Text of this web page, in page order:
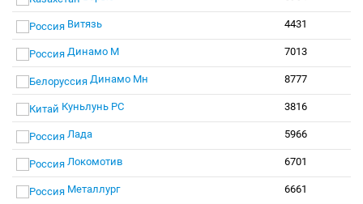
Витязь 4431
Динамо М 7013
Динамо Мн 8777
Куньлунь РС 3816
Лада 5966
Локомотив 6701
Металлург 6661